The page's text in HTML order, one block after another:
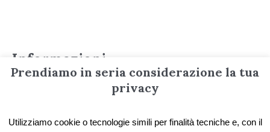
Informazioni
Privacy e Cookie
Prendiamo in seria considerazione la tua
privacy
Utilizziamo cookie o tecnologie simili per finalità tecniche e, con il